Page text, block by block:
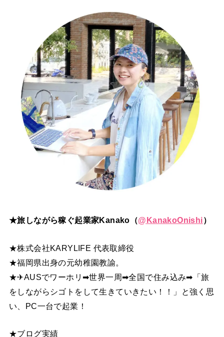
★旅しながら稼ぐ起業家Kanako（@ KanakoOnishi）
★株式会社KARYLIFE 代表取締役
★福岡県出身の元幼稚園教諭。
★✈AUSでワーホリ➡世界一周➡全国で住み込み➡「旅
をしながらシゴトをして生きていきたい！！」と強く思
い、PC一台で起業！
★ブログ実績